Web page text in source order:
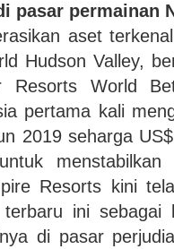
pasar permainan
aset
Hudson Valley,
Resorts World
pertama kali
2019 seharga
menstabilkan
Resorts kini
ini sebagai
di pasar